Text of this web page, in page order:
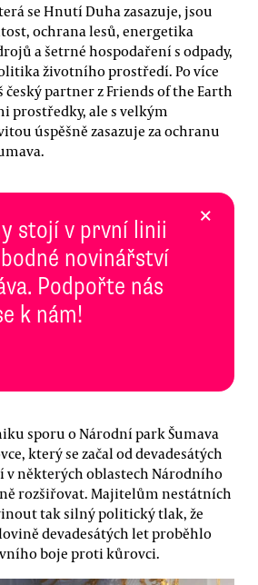
se Hnutí Duha zasazuje, jsou
ochrana lesů, energetika
a šetrné hospodaření s odpady,
životního prostředí. Po více
český partner z Friends of the Earth
prostředky, ale s velkým
úspěšně zasazuje za ochranu
stojí v první linii
novinářství
Podpořte nás
k nám!
×
sporu o Národní park Šumava
který se začal od devadesátých
některých oblastech Národního
rozšiřovat. Majitelům nestátních
tak silný politický tlak, že
devadesátých let proběhlo
boje proti kůrovci.